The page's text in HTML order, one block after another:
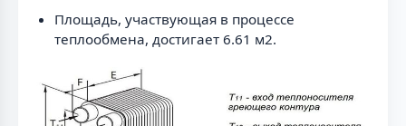
Площадь, участвующая в процессе
теплообмена, достигает 6.61 м2.